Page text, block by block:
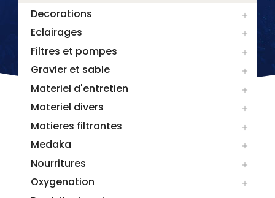
Decorations 
Eclairages 
Filtres et pompes 
Gravier et sable 
Materiel d'entretien 
Materiel divers 
Matieres filtrantes 
Medaka 
Nourritures 
Oxygenation 